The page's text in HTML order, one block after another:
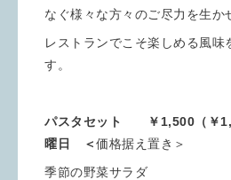
なぐ様々な方々のご尽力を生か
レストランでこそ楽しめる風味
す。
パスタセット ￥1,500（￥
曜日 ＜価格据え置き＞
季節の野菜サラダ